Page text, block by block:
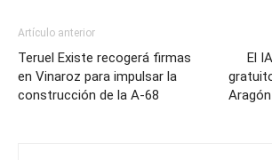
Artículo anterior
Teruel Existe recogerá firmas
en Vinaroz para impulsar la
construcción de la A-68
El